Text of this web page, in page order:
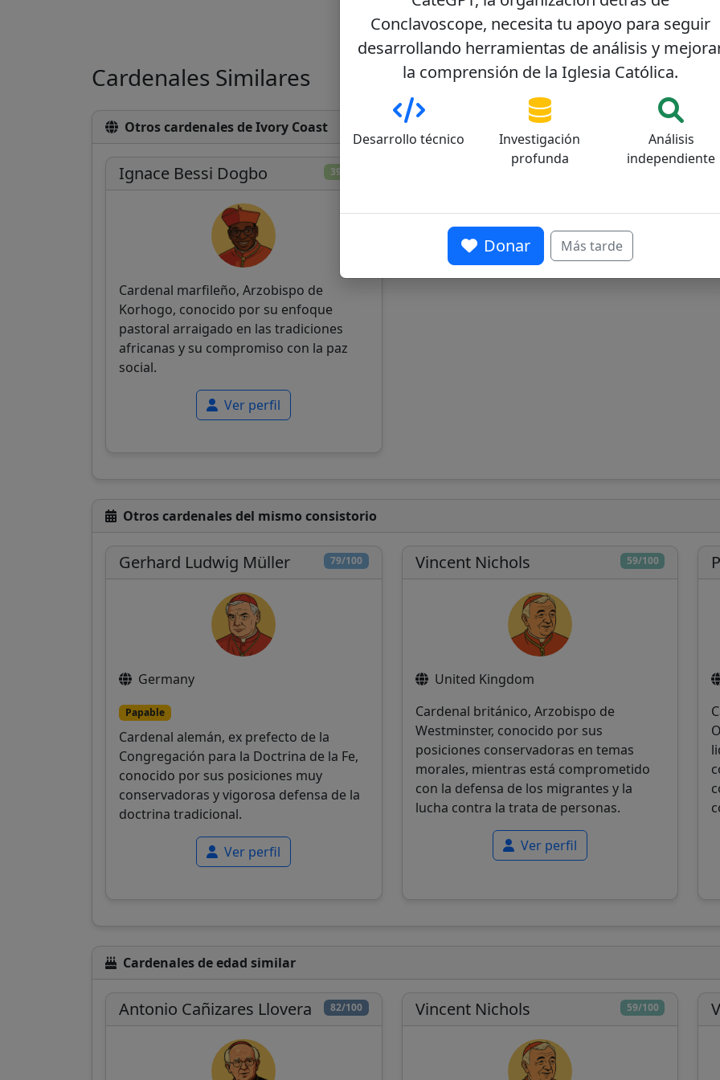
Cardenales Similares
Otros cardenales de Ivory Coast
39/100
Ignace Bessi Dogbo
Cardenal marfileño, Arzobispo de
Korhogo, conocido por su enfoque
pastoral arraigado en las tradiciones
africanas y su compromiso con la paz
social.
Ver perfil
Otros cardenales del mismo consistorio
79/100
Gerhard Ludwig Müller
Germany
Papable
Cardenal alemán, ex prefecto de la
Congregación para la Doctrina de la Fe,
conocido por sus posiciones muy
conservadoras y vigorosa defensa de la
doctrina tradicional.
Ver perfil
59/100
Vincent Nichols
United Kingdom
Cardenal británico, Arzobispo de
Westminster, conocido por sus
posiciones conservadoras en temas
morales, mientras está comprometido
con la defensa de los migrantes y la
lucha contra la trata de personas.
Ver perfil
Cardenales de edad similar
82/100
Antonio Cañizares Llovera 59/100
Vincent Nichols
Conclavoscope, necesita tu apoyo para seguir
desarrollando herramientas de análisis y
la comprensión de la Iglesia Católica.
Desarrollo técnico
Investigación
profunda
Análisis
independiente
Donar Más tarde